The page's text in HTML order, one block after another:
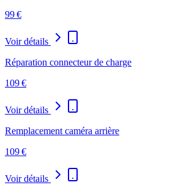
99€
Voir détails
Réparation connecteur de charge
109€
Voir détails
Remplacement caméra arrière
109€
Voir détails